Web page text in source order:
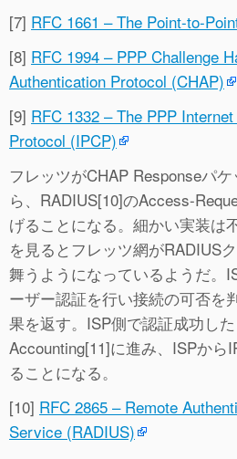
[7] RFC 1661 – The Point-to-
[8] RFC 1994 – PPP Challenge
Authentication Protocol (CHAP)
[9] RFC 1332 – The PPP
Protocol (IPCP)
フレッツがCHAP Responseパ
ら、RADIUS[10]のAccess-
げることになる。細かい実装は
を見るとフレッツ網がRADIUS
舞うようになっているようだ。
ーザー認証を行い接続の可否を
果を返す。ISP側で認証成功し
Accounting[11]に進み、ISPから
ることになる。
[10] RFC 2865 – Remote
Service (RADIUS)